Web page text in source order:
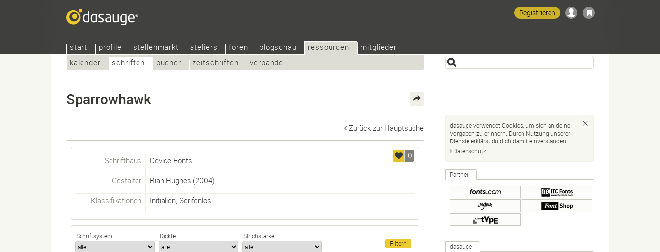
start profile stellenmarkt ateliers foren blogschau
ressourcen
kalender
schriften bücher zeitschriften verbände
mitglieder
Registrieren
Sparrowhawk
Zurück zur Hauptsuche
0
Schrifthaus Device Fonts
Gestalter Rian Hughes (2004)
Klassifikationen Initialien, Serifenlos
Schriftsystem Dickte Strichstärke
dasauge verwendet Cookies, um sich an deine
Vorgaben zu erinnern. Durch Nutzung unserer
Dienste erklärst du dich damit einverstanden.
Datenschutz
Partner
dasauge